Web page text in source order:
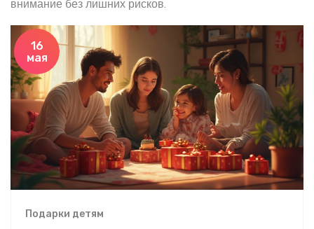
внимание без лишних рисков.
16
мая
Подарки детям